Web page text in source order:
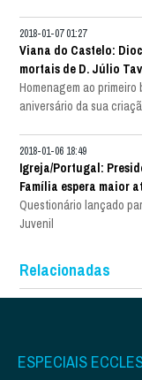
2018-01-07 01:27
Viana do Castelo:
mortais de D. Júlio
Homenagem ao
aniversário da sua
2018-01-06 18:49
Igreja/Portugal:
Família espera maior
Questionário lançado
Juvenil
Relacionadas
ESPECIAIS